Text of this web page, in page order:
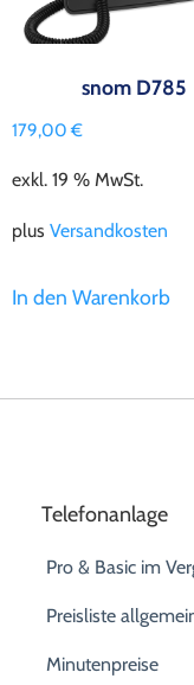
snom D785
179,00€
exkl. 19 % MwSt.
plus Versandkosten
In den Warenkorb
Telefonanlage
Pro & Basic im
Preisliste
Minutenpreise